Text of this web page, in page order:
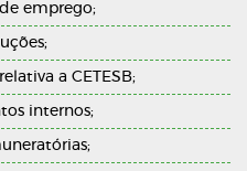
emprego;
a CETESB;
internos;